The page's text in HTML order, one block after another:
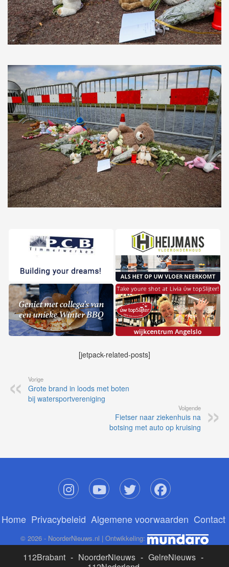
[jetpack-related-posts]
Vorige
Grote brand in loods met boten
bij watersportvereniging
Volgende
Fietser naar ziekenhuis na
botsing met auto op kruising
Home Privacybeleid Algemene voorwaarden Contact
© 2026 - NoorderNieuws.nl | Ontwikkeling:
112Brabant - NoorderNieuws - GelreNieuws -